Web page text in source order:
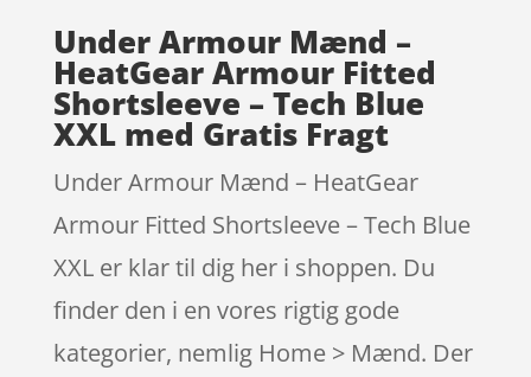
Under Armour Mænd –
HeatGear Armour Fitted
Shortsleeve – Tech Blue
XXL med Gratis Fragt
Under Armour Mænd – HeatGear
Armour Fitted Shortsleeve – Tech Blue
XXL er klar til dig her i shoppen. Du
finder den i en vores rigtig gode
kategorier, nemlig Home > Mænd. Der